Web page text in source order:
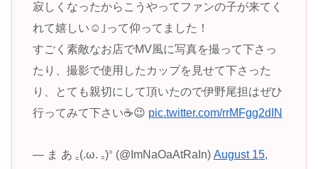
寂しくなったからこうやってファンの子が来てく
れて嬉しい☺️｣って仰ってました！
すごく素敵なお店でMV風に写真を撮って下さっ
たり、撮影で使用したカップを見せて下さった
り、とても親切にして頂いたので伊野尾担はぜひ
行ってみて下さい☕️😉 pic.twitter.com/rrMFgg2dIN
— ま あ ꜀(.ω. ꜆)꜄ (@ImNaOaAtRaIn) August 15,